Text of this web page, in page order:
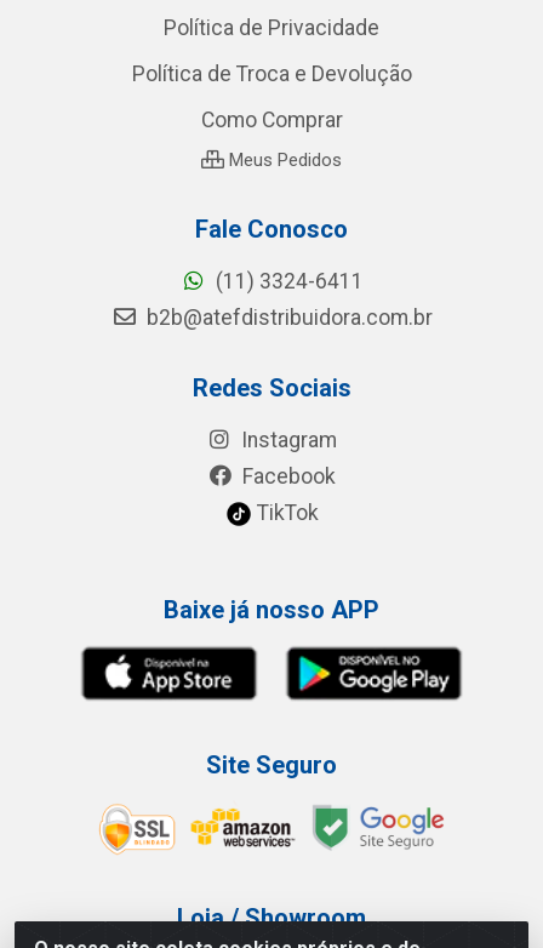
Política de Privacidade
Política de Troca e Devolução
Como Comprar
Meus Pedidos
Fale Conosco
(11) 3324-6411
b2b@atefdistribuidora.com.br
Redes Sociais
Instagram
Facebook
TikTok
Baixe já nosso APP
Site Seguro
Loja / Showroom